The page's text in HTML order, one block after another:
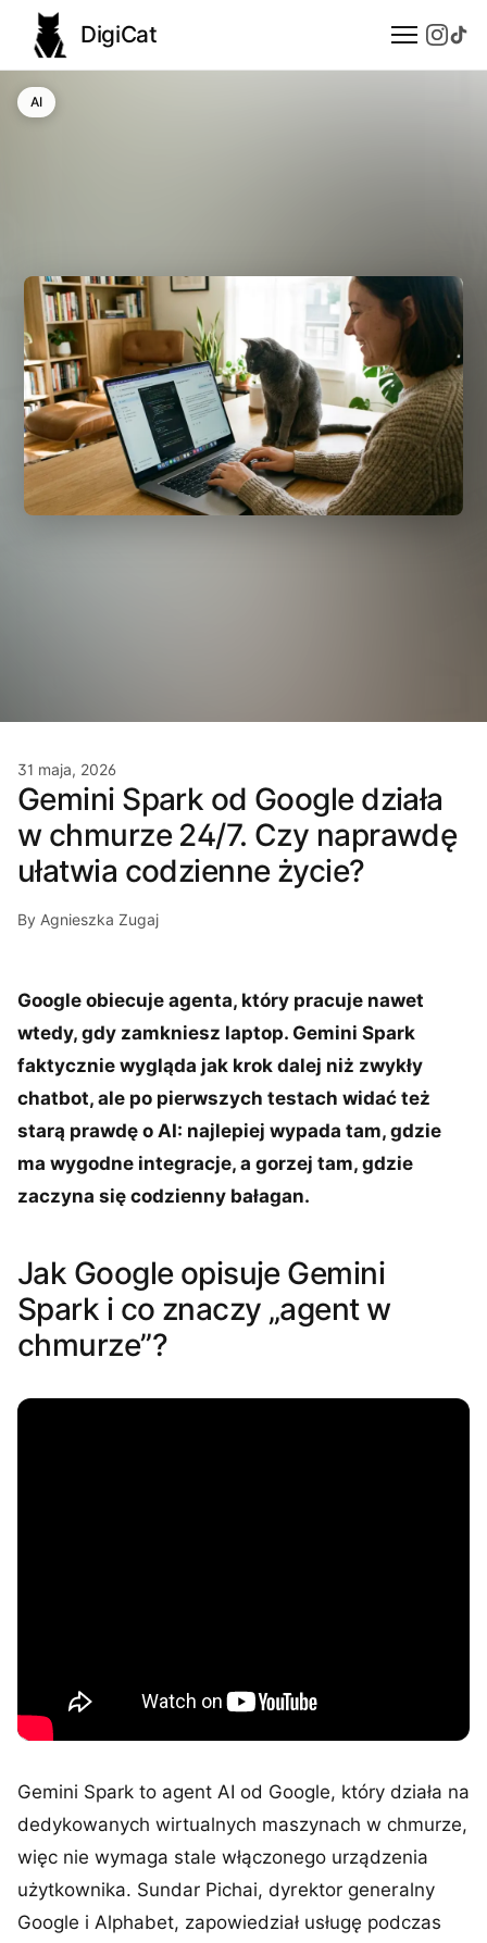
DigiCat
AI
Społeczeństwo
AI
31 maja, 2026
Gemini Spark od Google działa
w chmurze 24/7. Czy naprawdę
ułatwia codzienne życie?
By Agnieszka Zugaj
Google obiecuje agenta, który pracuje nawet
wtedy, gdy zamkniesz laptop. Gemini Spark
faktycznie wygląda jak krok dalej niż zwykły
chatbot, ale po pierwszych testach widać też
starą prawdę o AI: najlepiej wypada tam, gdzie
ma wygodne integracje, a gorzej tam, gdzie
zaczyna się codzienny bałagan.
Jak Google opisuje Gemini
Spark i co znaczy „agent w
chmurze”?
Gemini Spark to agent AI od Google, który działa na
dedykowanych wirtualnych maszynach w chmurze,
więc nie wymaga stale włączonego urządzenia
użytkownika. Sundar Pichai, dyrektor generalny
Google i Alphabet, zapowiedział usługę podczas